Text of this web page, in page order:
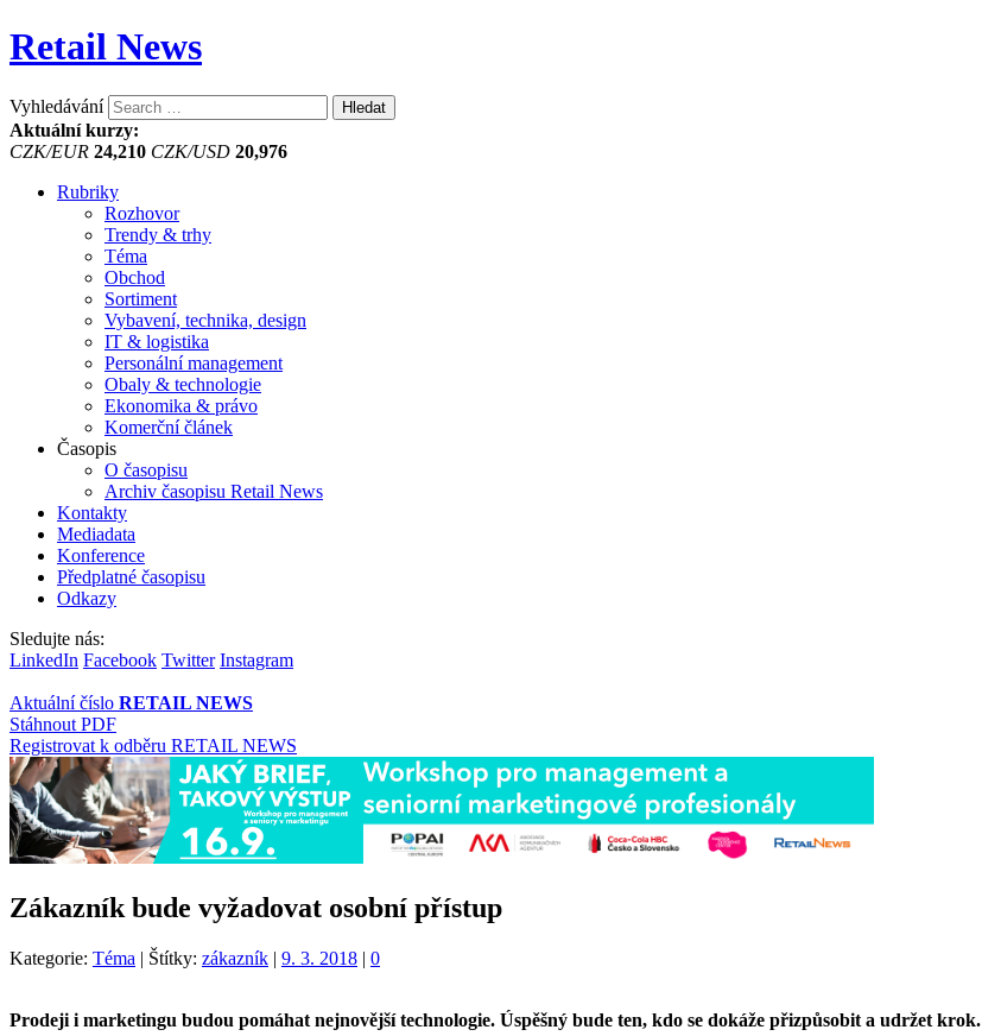
Retail News
Vyhledávání
Aktuální kurzy:
CZK/EUR 24,210 CZK/USD 20,976
Rubriky
Rozhovor
Trendy & trhy
Téma
Obchod
Sortiment
Vybavení, technika, design
IT & logistika
Personální management
Obaly & technologie
Ekonomika & právo
Komerční článek
Časopis
O časopisu
Archiv časopisu Retail News
Kontakty
Mediadata
Konference
Předplatné časopisu
Odkazy
Sledujte nás:
LinkedIn Facebook Twitter Instagram
Aktuální číslo RETAIL NEWS
Stáhnout PDF
Registrovat k odběru RETAIL NEWS
Zákazník bude vyžadovat osobní přístup
Kategorie: Téma | Štítky: zákazník | 9. 3. 2018 | 0
Prodeji i marketingu budou pomáhat nejnovější technologie. Úspěšný bude ten, kdo se dokáže přizpůsobit a udržet krok.